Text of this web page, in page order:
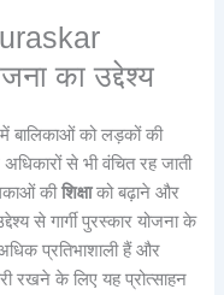
का उद्देश्य
बालिकाओं को लड़कों की
से भी वंचित रह जाती
कीशिक्षाको बढ़ाने और
से गार्गी पुरस्कार योजना के
प्रतिभाशाली हैं और
रखने के लिए यह प्रोत्साहन